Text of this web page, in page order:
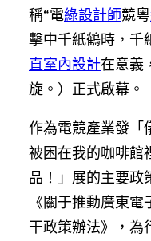
稱“電綠設計師競粵
擊中千紙鶴時，千
直室內設計在意義
旋。）正式啟幕。
作為電競產業發「
被困在我的咖啡館
品！」展的主要政
《關于推動廣東
干政策辦法》，為